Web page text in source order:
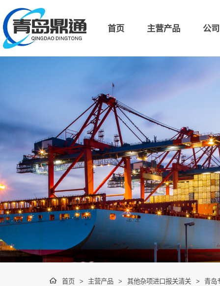
首页 主营产品 公
首页 > 主营产品 > 其他杂项进口报关清关 > 青岛